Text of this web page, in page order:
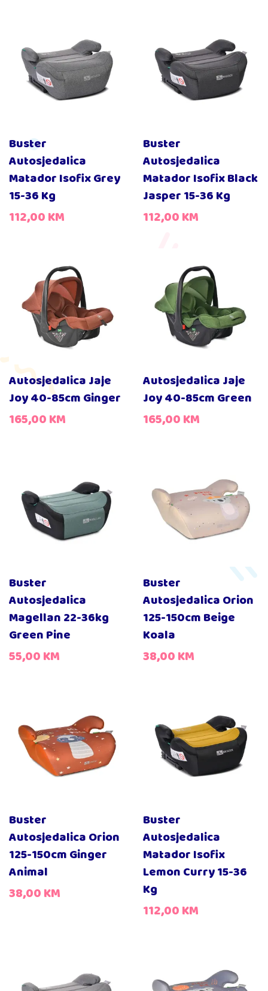
Buster
Autosjedalica
Matador Isofix Grey
15-36 Kg
112,00KM
Buster
Autosjedalica
Matador Isofix Black
Jasper 15-36 Kg
112,00KM
Autosjedalica Jaje
Joy 40-85cm Ginger
165,00KM
Autosjedalica Jaje
Joy 40-85cm Green
165,00KM
Buster
Autosjedalica
Magellan 22-36kg
Green Pine
55,00KM
Buster
Autosjedalica Orion
125-150cm Beige
Koala
38,00KM
Buster
Autosjedalica Orion
125-150cm Ginger
Animal
38,00KM
Buster
Autosjedalica
Matador Isofix
Lemon Curry 15-36
Kg
112,00KM